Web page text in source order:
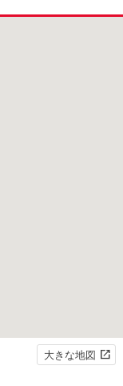
大きな地図